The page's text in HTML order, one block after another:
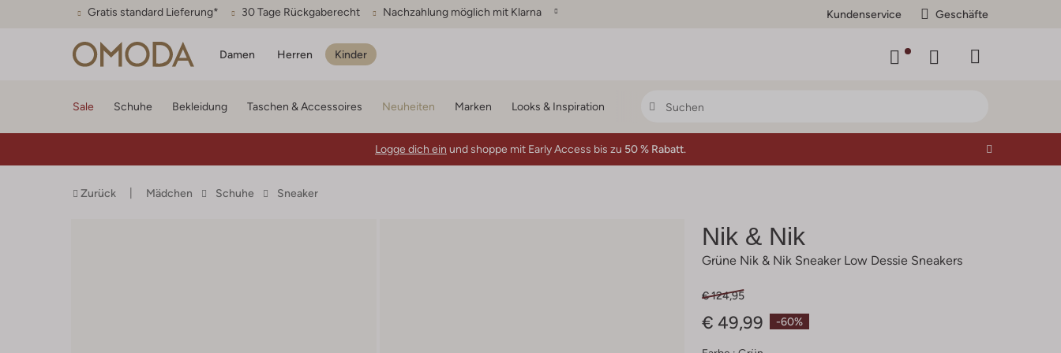
Gratis standard Lieferung* 30 Tage Rückgaberecht Nachzahlung möglich mit Klarna Kundenservice Geschäfte
Damen Herren Kinder
Sale Schuhe Bekleidung Taschen & Accessoires Neuheiten Marken Looks & Inspiration
Logge dich ein und shoppe mit Early Access bis zu 50 % Rabatt.
Zurück Mädchen Schuhe Sneaker
Nik & Nik
Grüne Nik & Nik Sneaker Low Dessie Sneakers
-60%
€ 124,95
€ 49,99